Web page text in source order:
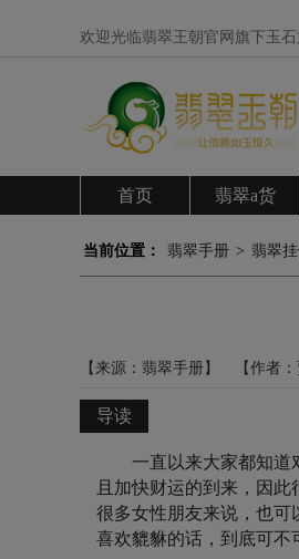
欢迎光临翡翠王朝官网旗下玉
首页 翡翠a货
当前位置： 翡翠手册 > 翡翠
【来源：翡翠手册】 【作者：
导读
一直以来大家都知道
且加快财运的到来，因
很多女性朋友来说，也可
喜欢貔貅的话，到底可不